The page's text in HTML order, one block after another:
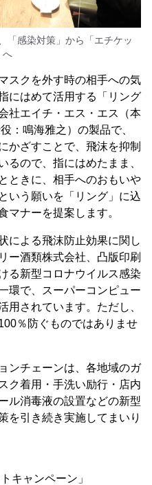
「感染対策」から「エチケッ
へ
スクを外す時の相手への気
にはめて活用する「リング
社エイチ・エス・エス（本
：鳴海雅之）の製品で、
かざすことで、飛沫を抑制
ので、指にはめたまま、
ときに、相手へのおもいや
いう願いを「リング」に込
マナーを提案します。
による飛沫防止効果に関し
ー酒類株式会社、凸版印刷
る新型コロナウイルス感染
環で、スーパーコンピュー
用されています。ただし、
％防ぐものではありませ
ンチェーンは、各地域のガ
ク着用・手洗い励行・店内
ル消毒液の設置などの新型
を引き続き実施してまいり
キャンペーン」